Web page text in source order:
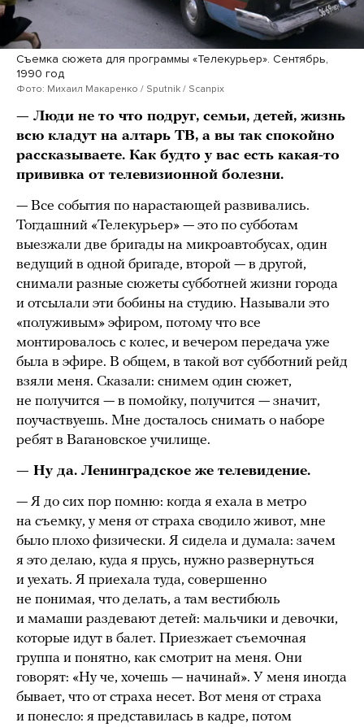
Съемка сюжета для программы «Телекурьер». Сентябрь,
1990 год
Фото: Михаил Макаренко / Sputnik / Scanpix
— Люди не то что подруг, семьи, детей, жизнь
всю кладут на алтарь ТВ, а вы так спокойно
рассказываете. Как будто у вас есть какая-то
прививка от телевизионной болезни.
— Все события по нарастающей развивались.
Тогдашний «Телекурьер» — это по субботам
выезжали две бригады на микроавтобусах, один
ведущий в одной бригаде, второй — в другой,
снимали разные сюжеты субботней жизни города
и отсылали эти бобины на студию. Называли это
«полуживым» эфиром, потому что все
монтировалось с колес, и вечером передача уже
была в эфире. В общем, в такой вот субботний рейд
взяли меня. Сказали: снимем один сюжет,
не получится — в помойку, получится — значит,
поучаствуешь. Мне досталось снимать о наборе
ребят в Вагановское училище.
— Ну да. Ленинградское же телевидение.
— Я до сих пор помню: когда я ехала в метро
на съемку, у меня от страха сводило живот, мне
было плохо физически. Я сидела и думала: зачем
я это делаю, куда я прусь, нужно развернуться
и уехать. Я приехала туда, совершенно
не понимая, что делать, а там вестибюль
и мамаши раздевают детей: мальчики и девочки,
которые идут в балет. Приезжает съемочная
группа и понятно, как смотрит на меня. Они
говорят: «Ну че, хочешь — начинай». У меня иногда
бывает, что от страха несет. Вот меня от страха
и понесло: я представилась в кадре, потом